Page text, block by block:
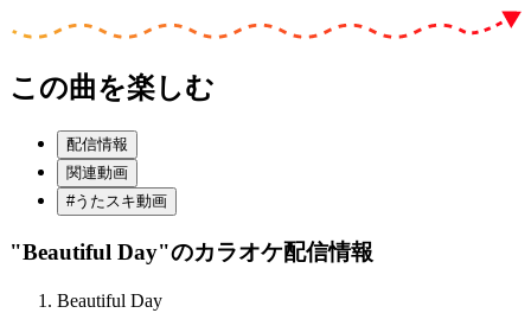
この曲を楽しむ
配信情報
関連動画
#うたスキ動画
"Beautiful Day"のカラオケ配信情報
Beautiful Day